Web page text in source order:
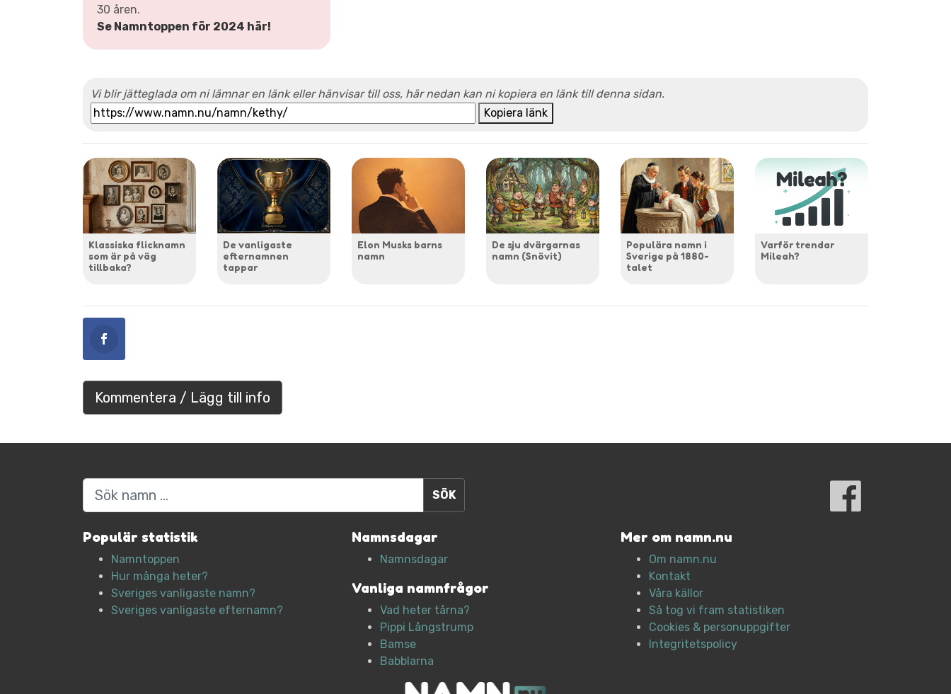
30 åren.
Se Namntoppen för 2024 här!
Vi blir jätteglada om ni lämnar en länk eller hänvisar till oss, här nedan kan ni kopiera en länk till denna sidan.
Kopiera länk
Klassiska flicknamn
som är på väg
tillbaka?
De vanligaste
efternamnen
tappar
Elon Musks barns
namn
De sju dvärgarnas
namn (Snövit)
Populära namn i
Sverige på 1880-
talet
Varför trendar
Mileah?
Kommentera / Lägg till info
Sök
Populär statistik
Namntoppen
Hur många heter?
Sveriges vanligaste namn?
Sveriges vanligaste efternamn?
Namnsdagar
Namnsdagar
Vanliga namnfrågor
Vad heter tårna?
Pippi Långstrump
Bamse
Babblarna
Mer om namn.nu
Om namn.nu
Kontakt
Våra källor
Så tog vi fram statistiken
Cookies & personuppgifter
Integritetspolicy